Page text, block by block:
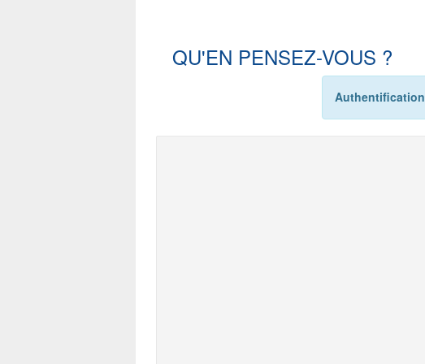
QU'EN PENSEZ-VOUS ?
Authentification